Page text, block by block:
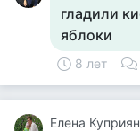
гладили
яблоки
8 лет
Елена